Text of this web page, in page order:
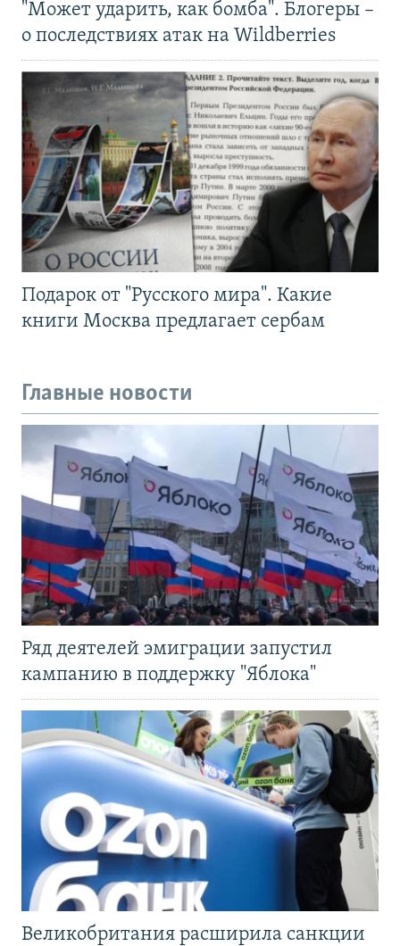
"Может ударить, как бомба". Блогеры –
о последствиях атак на Wildberries
Подарок от "Русского мира". Какие
книги Москва предлагает сербам
Главные новости
Ряд деятелей эмиграции запустил
кампанию в поддержку "Яблока"
Великобритания расширила санкции